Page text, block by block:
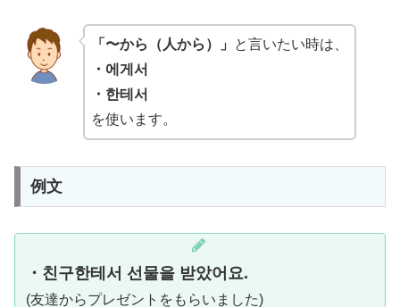
「〜から（人から）」
と言いたい時は、
・에게서
・한테서
を使います。
例文
・친구한테서 선물을 받았어요.
(友達からプレゼントをもらいました)